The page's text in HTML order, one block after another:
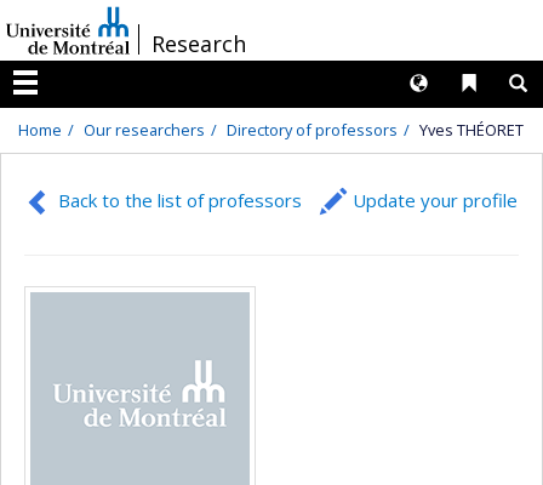
au
contenu
/Research
Menu
Liens
Langues
Home Our researchers Directory of professors Yves THÉORET
Back to the list of professors Update your profile